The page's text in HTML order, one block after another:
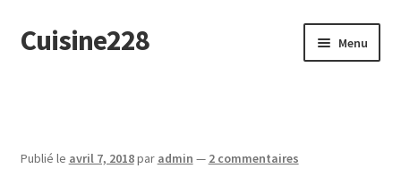
Aller
à
Aller
au
Cuisine228 Menu
Publié le avril 7, 2018par admin — 2 commentaires